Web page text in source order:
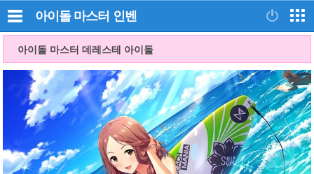
아이돌 마스터 인벤
아이돌 마스터 데레스테 아이돌